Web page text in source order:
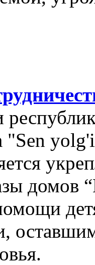
"Sen
домов